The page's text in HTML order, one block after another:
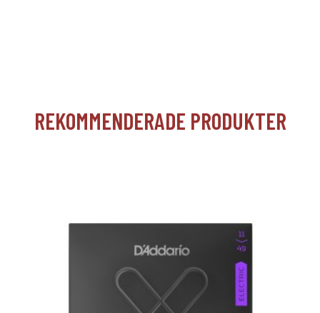
REKOMMENDERADE PRODUKTER